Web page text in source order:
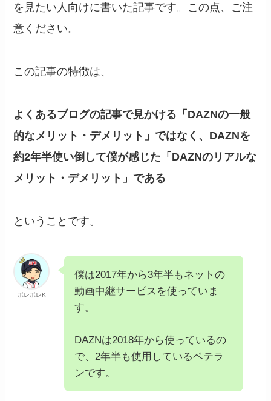
を見たい人向けに書いた記事です。この点、ご注
意ください。
この記事の特徴は、
よくあるブログの記事で見かける「 DAZNの一般
的なメリット・デメリット 」ではなく、DAZNを
約2年半使い倒して僕が感じた「 DAZNのリアルな
メリット・デメリット 」である
ということです。
ポレポレK
僕は2017年から3年半もネットの
動画中継サービスを使っていま
す。
DAZNは2018年から使っているの
で、2年半も使用しているベテラ
ンです。